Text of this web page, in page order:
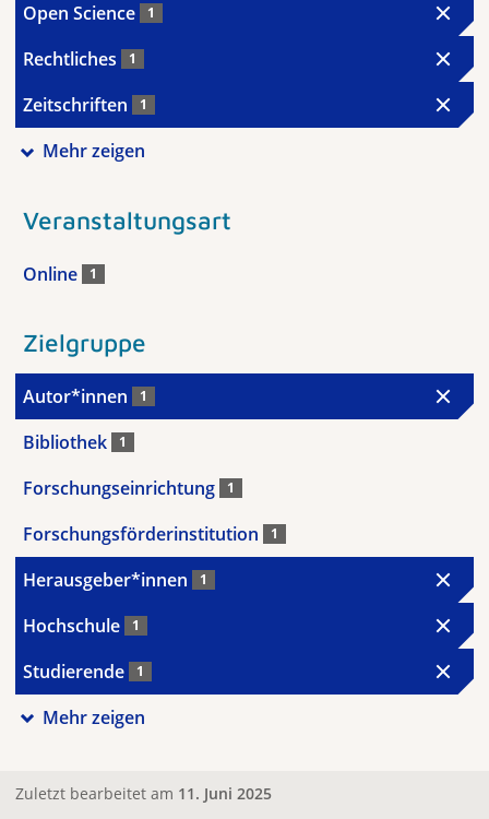
Open Science 1
Rechtliches 1
Zeitschriften 1
Mehr zeigen
Veranstaltungsart
Online 1
Zielgruppe
Autor*innen 1
Bibliothek 1
Forschungseinrichtung 1
Forschungsförderinstitution 1
Herausgeber*innen 1
Hochschule 1
Studierende 1
Mehr zeigen
Zuletzt bearbeitet am 11. Juni 2025